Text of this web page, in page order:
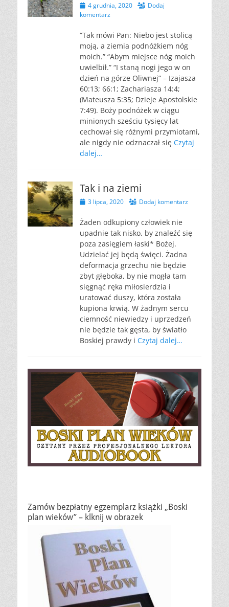
Opublikowano
4 grudnia, 2020
Dodaj
komentarz
“Tak mówi Pan: Niebo jest stolicą
moją, a ziemia podnóżkiem nóg
moich.” “Abym miejsce nóg moich
uwielbił.” “I staną nogi jego w on
dzień na górze Oliwnej” – Izajasza
60:13; 66:1; Zachariasza 14:4;
(Mateusza 5:35; Dzieje Apostolskie
7:49). Boży podnóżek w ciągu
minionych sześciu tysięcy lat
cechował się różnymi przymiotami,
ale nigdy nie odznaczał się Czytaj
dalej…
Tak i na ziemi
Opublikowano
3 lipca, 2020 Dodaj komentarz
Żaden odkupiony człowiek nie
upadnie tak nisko, by znaleźć się
poza zasięgiem łaski* Bożej.
Udzielać jej będą święci. Żadna
deformacja grzechu nie będzie
zbyt głęboka, by nie mogła tam
sięgnąć ręka miłosierdzia i
uratować duszy, która została
kupiona krwią. W żadnym sercu
ciemność niewiedzy i uprzedzeń
nie będzie tak gęsta, by światło
Boskiej prawdy i Czytaj dalej…
Zamów bezpłatny egzemplarz książki „Boski
plan wieków” – klknij w obrazek